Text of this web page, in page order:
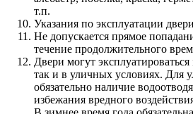
т.п.
Указания по эксплуатации двери
Не допускается прямое
течение продолжительного
Двери могут
так и в уличных условиях. Для
обязательно наличие
избежания вредного